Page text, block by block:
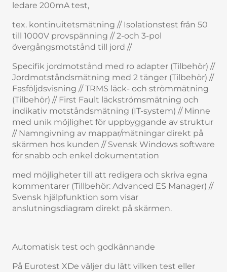
ledare 200mA test,
tex. kontinuitetsmätning // Isolationstest från 50
till 1000V provspänning // 2-och 3-pol
övergångsmotstånd till jord //
Specifik jordmotstånd med ro adapter (Tilbehör) //
Jordmotståndsmätning med 2 tänger (Tilbehör) //
Fasföljdsvisning // TRMS läck- och strömmätning
(Tilbehör) // First Fault läckströmsmätning och
indikativ motståndsmätning (IT-system) // Minne
med unik möjlighet för uppbyggande av struktur
// Namngivning av mappar/mätningar direkt på
skärmen hos kunden // Svensk Windows software
för snabb och enkel dokumentation
med möjligheter till att redigera och skriva egna
kommentarer (Tillbehör: Advanced ES Manager) //
Svensk hjälpfunktion som visar
anslutningsdiagram direkt på skärmen.
Automatisk test och godkännande
På Eurotest XDe väljer du lätt vilken test eller